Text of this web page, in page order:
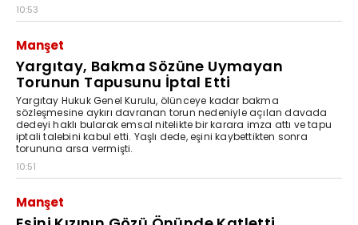
10:53
Manşet
Yargıtay, Bakma Sözüne Uymayan
Torunun Tapusunu İptal Etti
Yargıtay Hukuk Genel Kurulu, ölünceye kadar bakma
sözleşmesine aykırı davranan torun nedeniyle açılan davada
dedeyi haklı bularak emsal nitelikte bir karara imza attı ve tapu
iptali talebini kabul etti. Yaşlı dede, eşini kaybettikten sonra
torununa arsa vermişti.
10:51
Manşet